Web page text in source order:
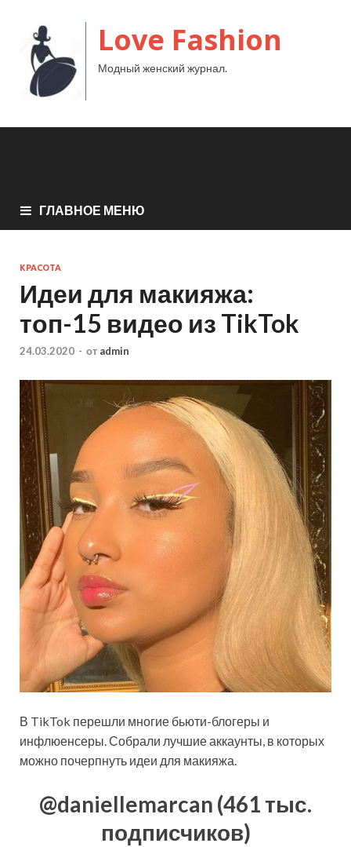
Love Fashion
Модный женский журнал.
ГЛАВНОЕ МЕНЮ
КРАСОТА
Идеи для макияжа:
топ-15 видео из TikTok
24.03.2020 - от admin
В TikTok перешли многие бьюти-блогеры и
инфлюенсеры. Собрали лучшие аккаунты, в которых
можно почерпнуть идеи для макияжа.
@daniellemarcan (461 тыс.
подписчиков)